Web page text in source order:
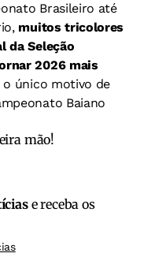
Brasileiro até
muitos tricolores
da Seleção
2026 mais
o único motivo de
Baiano
mão!
e receba os